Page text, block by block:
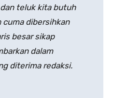
teluk kita butuh
cuma dibersihkan
besar sikap
dalam
diterima redaksi.